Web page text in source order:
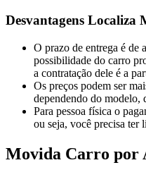
Desvantagens Localiza
O prazo de entrega é de
possibilidade do carro
a contratação dele é a
Os preços podem ser
dependendo do modelo,
Para pessoa física o
ou seja, você precisa ter
Movida Carro por